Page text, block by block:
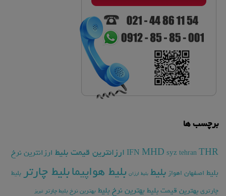
برچسب ها
IFN MHD syz tehran THR ارزانترین قیمت بلیط ارزانترین نرخ
بلیط اصفهان اهواز بلیط بلیط ارزان بلیط هواپیمابلیط چارتر بلیط
چارتری بهترین قیمت بلیط بهترین نرخ بلیط بهترین نرخ بلیط چارتر تبریز